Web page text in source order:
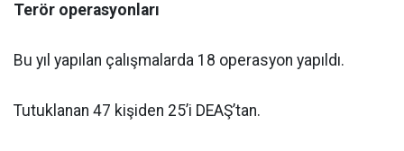
Terör operasyonları
Bu yıl yapılan çalışmalarda 18 operasyon yapıldı.
Tutuklanan 47 kişiden 25’i DEAŞ’tan.